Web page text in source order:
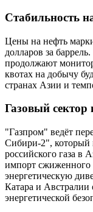
Стабильность
Цены на нефть
долларов за
продолжают
квотах на добычу
странах Азии и
Газовый
"Газпром" ведёт
Сибири-2", который
российского газа в
импорт сжиженного
энергетическую
Катара и Австралии
энергетической